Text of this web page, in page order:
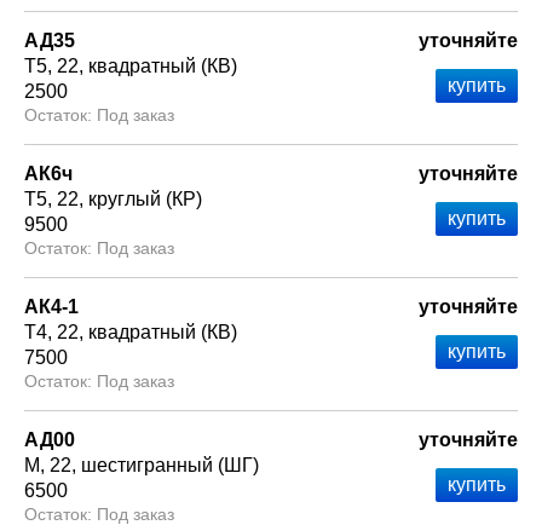
АД35
Т5 22 квадратный (КВ)
2500
Под заказ
уточняйте
АК6ч
Т5 22 круглый (КР)
9500
Под заказ
уточняйте
АК4-1
Т4 22 квадратный (КВ)
7500
Под заказ
уточняйте
АД00
М
22 шестигранный (ШГ)
6500
Под заказ
уточняйте